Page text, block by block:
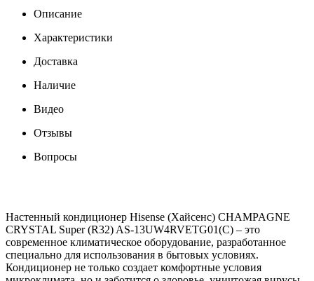
Описание
Характеристики
Доставка
Наличие
Видео
Отзывы
Вопросы
Настенный кондиционер Hisense (Хайсенс) CHAMPAGNE
CRYSTAL Super (R32) AS-13UW4RVETG01(C) – это
современное климатическое оборудование, разработанное
специально для использования в бытовых условиях.
Кондиционер не только создает комфортные условия